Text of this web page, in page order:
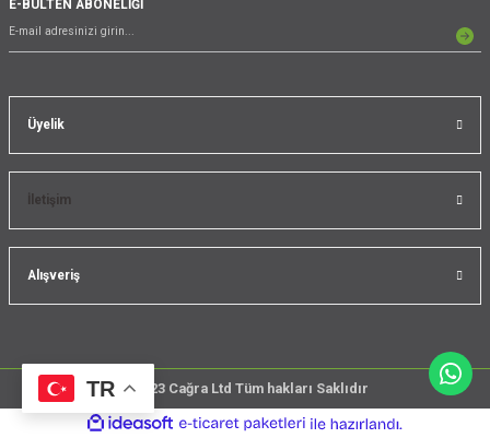
Üyelik
İletişim
Alışveriş
TR
E-BÜLTEN ABONELİĞİ
@2023 Cağra Ltd Tüm hakları Saklıdır
çember
ideasoft
e-